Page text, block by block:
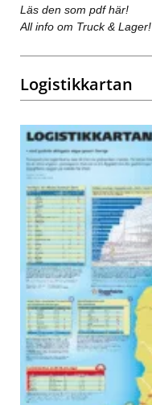
Läs den som pdf här!
All info om Truck & Lager!
Logistikkartan